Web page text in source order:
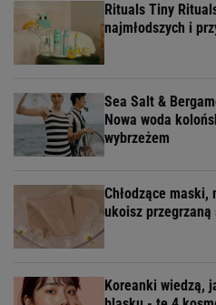
Rituals Tiny
najmłodszych i
Sea Salt &
Nowa woda
wybrzeżem
Chłodzące
ukoisz
Koreanki wiedzą,